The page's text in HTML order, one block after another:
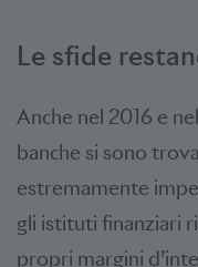
Le sfide
Anche nel 2016 e
banche si sono
estremamente
gli istituti finanziari
propri margini